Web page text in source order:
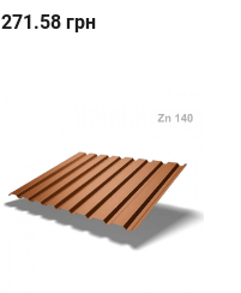
Металика
271.58 грн